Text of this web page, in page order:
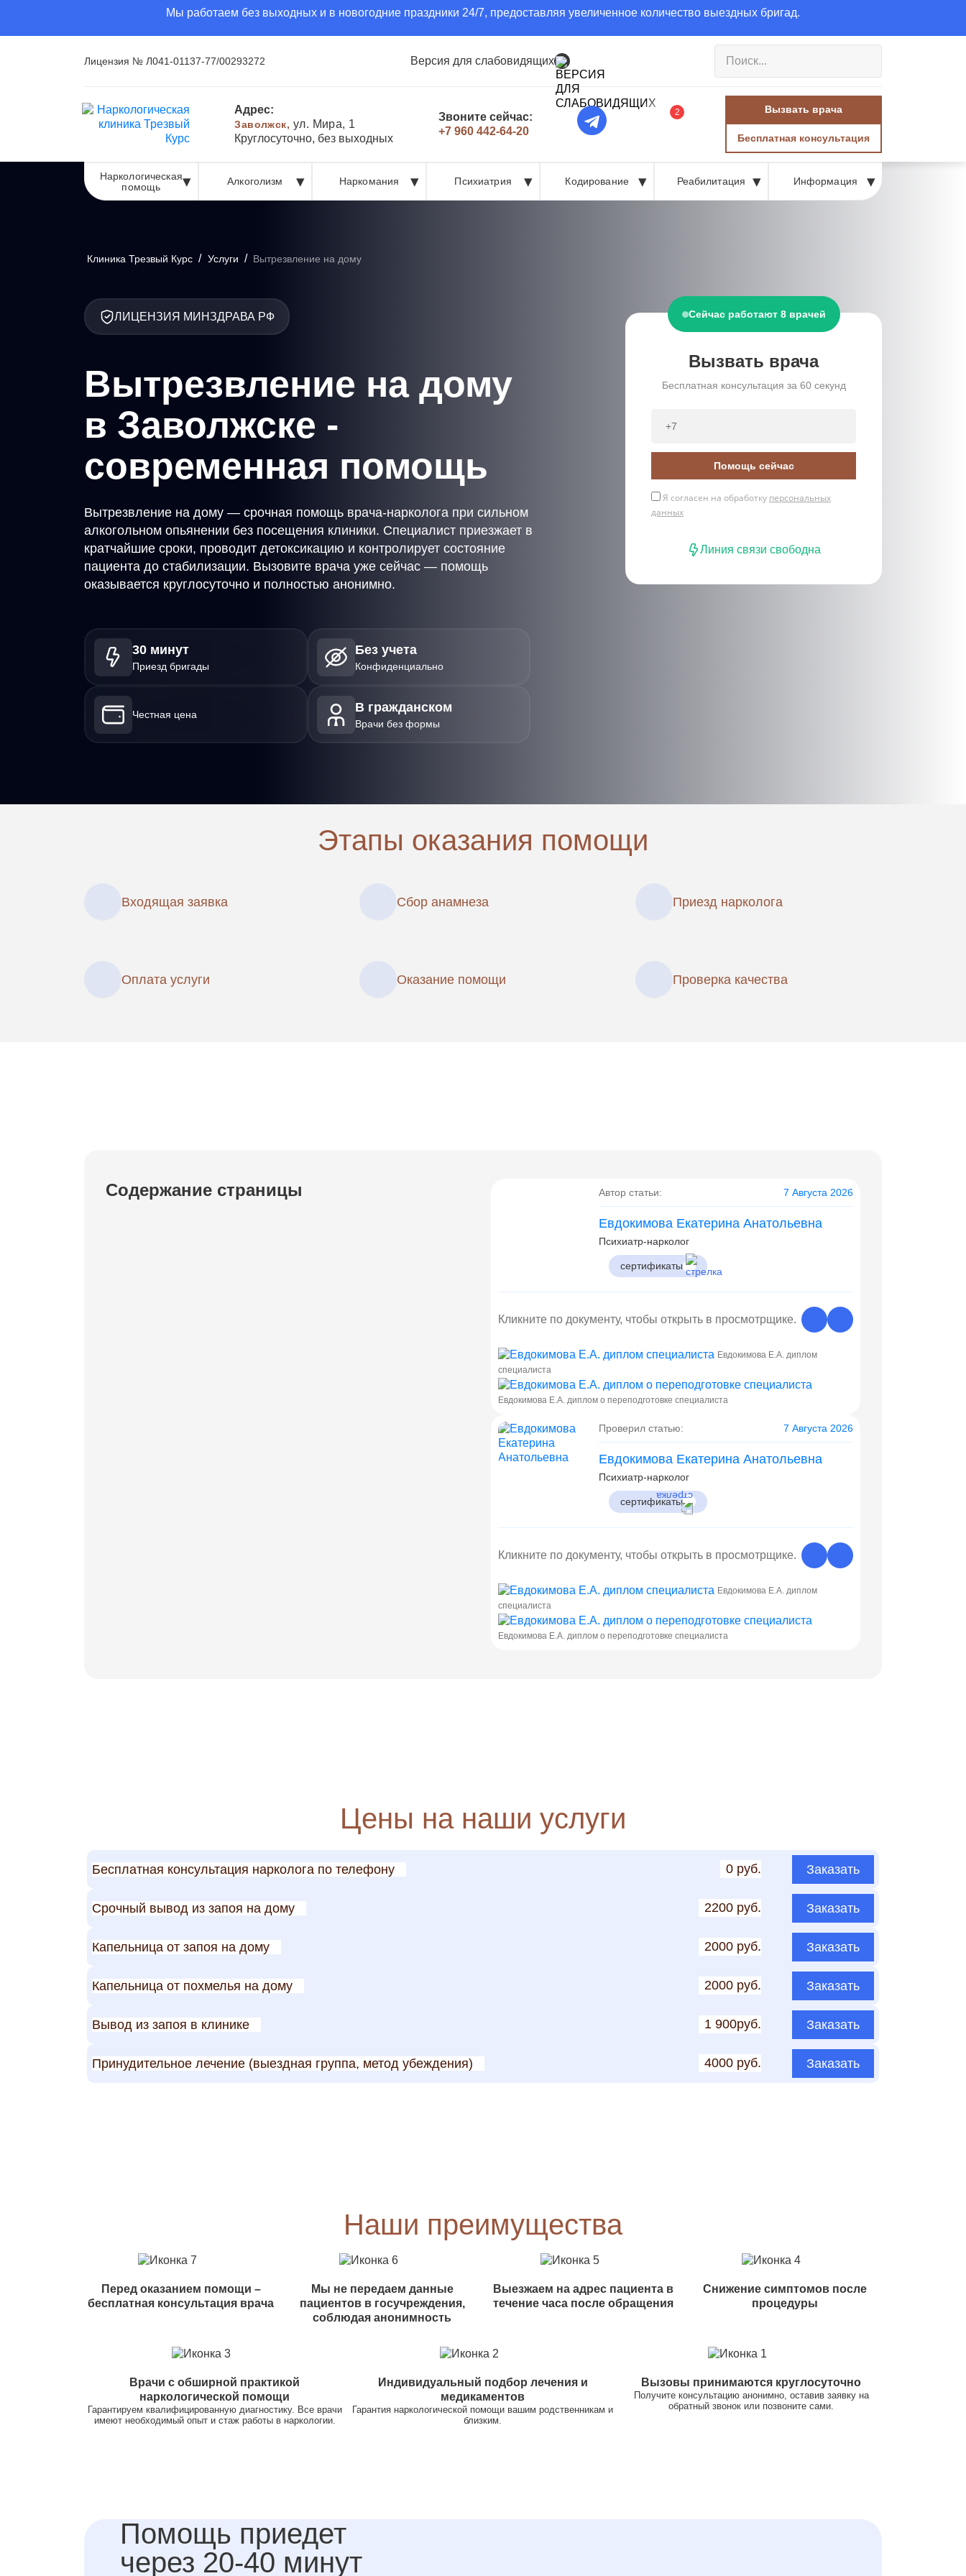
Мы работаем без выходных и в новогодние праздники 24/7, предоставляя увеличенное количество выездных бригад.
Лицензия № Л041-01137-77/00293272 Версия для слабовидящих
Адрес:
Заволжск, ул. Мира, 1
Круглосуточно, без выходных
Звоните сейчас:
+7 960 442-64-20
2 Вызвать врача
Бесплатная консультация
Наркологическая
помощь
Алкоголизм Наркомания Психиатрия Кодирование Реабилитация Информация
Клиника Трезвый Курс / Услуги / Вытрезвление на дому
ЛИЦЕНЗИЯ МИНЗДРАВА РФ
Вытрезвление на дому
в Заволжске -
современная помощь
Вытрезвление на дому — срочная помощь врача-нарколога при сильном
алкогольном опьянении без посещения клиники. Специалист приезжает в
кратчайшие сроки, проводит детоксикацию и контролирует состояние
пациента до стабилизации. Вызовите врача уже сейчас — помощь
оказывается круглосуточно и полностью анонимно.
30 минут
Приезд бригады
Без учета
Конфиденциально
Честная цена
В гражданском
Врачи без формы
Сейчас работают 8 врачей
Вызвать врача
Бесплатная консультация за 60 секунд
Помощь сейчас
Я согласен на обработку персональных
данных
Линия связи свободна
Этапы оказания помощи
Входящая заявка Сбор анамнеза Приезд нарколога
Оплата услуги Оказание помощи Проверка качества
Содержание страницы Автор статьи: 7 Августа 2026
Евдокимова Екатерина Анатольевна
Психиатр-нарколог
сертификаты
Кликните по документу, чтобы открыть в просмотрщике.
Евдокимова Е.А. диплом
специалиста
Евдокимова Е.А. диплом о переподготовке специалиста
Проверил статью: 7 Августа 2026
Евдокимова Екатерина Анатольевна
Психиатр-нарколог
сертификаты
Кликните по документу, чтобы открыть в просмотрщике.
Евдокимова Е.А. диплом
специалиста
Евдокимова Е.А. диплом о переподготовке специалиста
Цены на наши услуги
Бесплатная консультация нарколога по телефону 0 руб. Заказать
Срочный вывод из запоя на дому 2200 руб. Заказать
Капельница от запоя на дому 2000 руб. Заказать
Капельница от похмелья на дому 2000 руб. Заказать
Вывод из запоя в клинике 1 900руб. Заказать
Принудительное лечение (выездная группа, метод убеждения) 4000 руб. Заказать
Наши преимущества
Перед оказанием помощи –
бесплатная консультация врача
Мы не передаем данные
пациентов в госучреждения,
соблюдая анонимность
Выезжаем на адрес пациента в
течение часа после обращения
Снижение симптомов после
процедуры
Врачи с обширной практикой
наркологической помощи
Гарантируем квалифицированную диагностику. Все врачи
имеют необходимый опыт и стаж работы в наркологии.
Индивидуальный подбор лечения и
медикаментов
Гарантия наркологической помощи вашим родственникам и
близким.
Вызовы принимаются круглосуточно
Получите консультацию анонимно, оставив заявку на
обратный звонок или позвоните сами.
Помощь приедет
через 20-40 минут